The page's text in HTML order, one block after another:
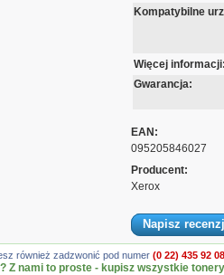
Kompatybilne
Więcej informacji:
Gwarancja:
EAN:
095205846027
Producent:
Xerox
Napisz
również zadzwonić pod numer (0 22) 435 92 08
Z nami to proste - kupisz wszystkie